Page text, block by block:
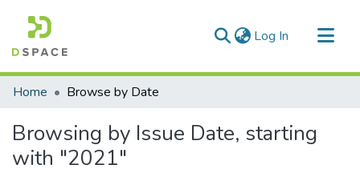
Log In (current)
Communities & Collections
Home Browse by Date
Browsing by Issue Date, starting
with "2021"